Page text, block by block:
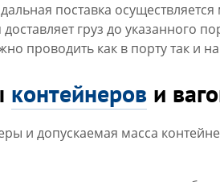
поставка
доставляет груз до указанного
проводить как в порту так и
контейнеров и
и допускаемая масса